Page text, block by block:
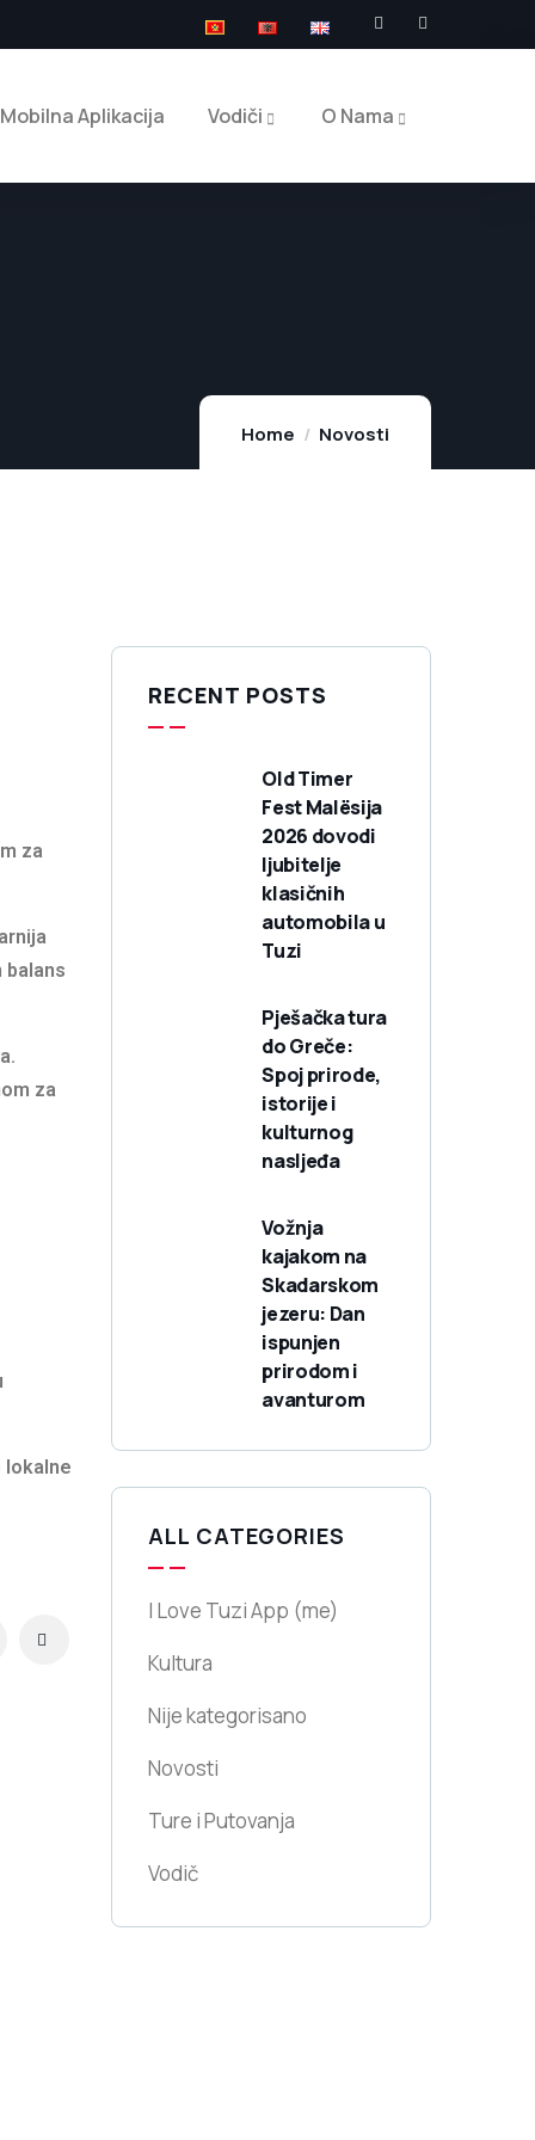
Mobilna Aplikacija Vodiči O Nama
Home Novosti
za
balans
za
lokalne
RECENT POSTS
Old Timer
Fest Malësija
2026 dovodi
ljubitelje
klasičnih
automobila u
Tuzi
Pješačka tura
do Greče:
Spoj prirode,
istorije i
kulturnog
nasljeđa
Vožnja
kajakom na
Skadarskom
jezeru: Dan
ispunjen
prirodom i
avanturom
ALL CATEGORIES
I Love Tuzi App (me)
Kultura
Nije kategorisano
Novosti
Ture i Putovanja
Vodič